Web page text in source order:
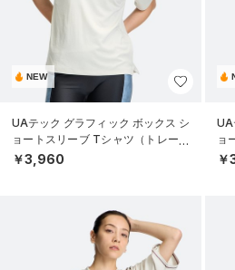
NEW
UAテック グラフィック ボックス シ
ョートスリーブ Tシャツ（トレーニ
ング/WOMEN）
￥3,960
UA
ョ
ン